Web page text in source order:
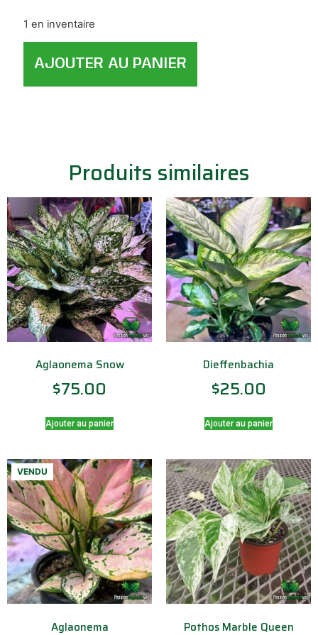
1 en inventaire
AJOUTER AU PANIER
Produits similaires
Aglaonema Snow
$75.00
Ajouter au panier
Dieffenbachia
$25.00
Ajouter au panier
VENDU
Aglaonema Pothos Marble Queen